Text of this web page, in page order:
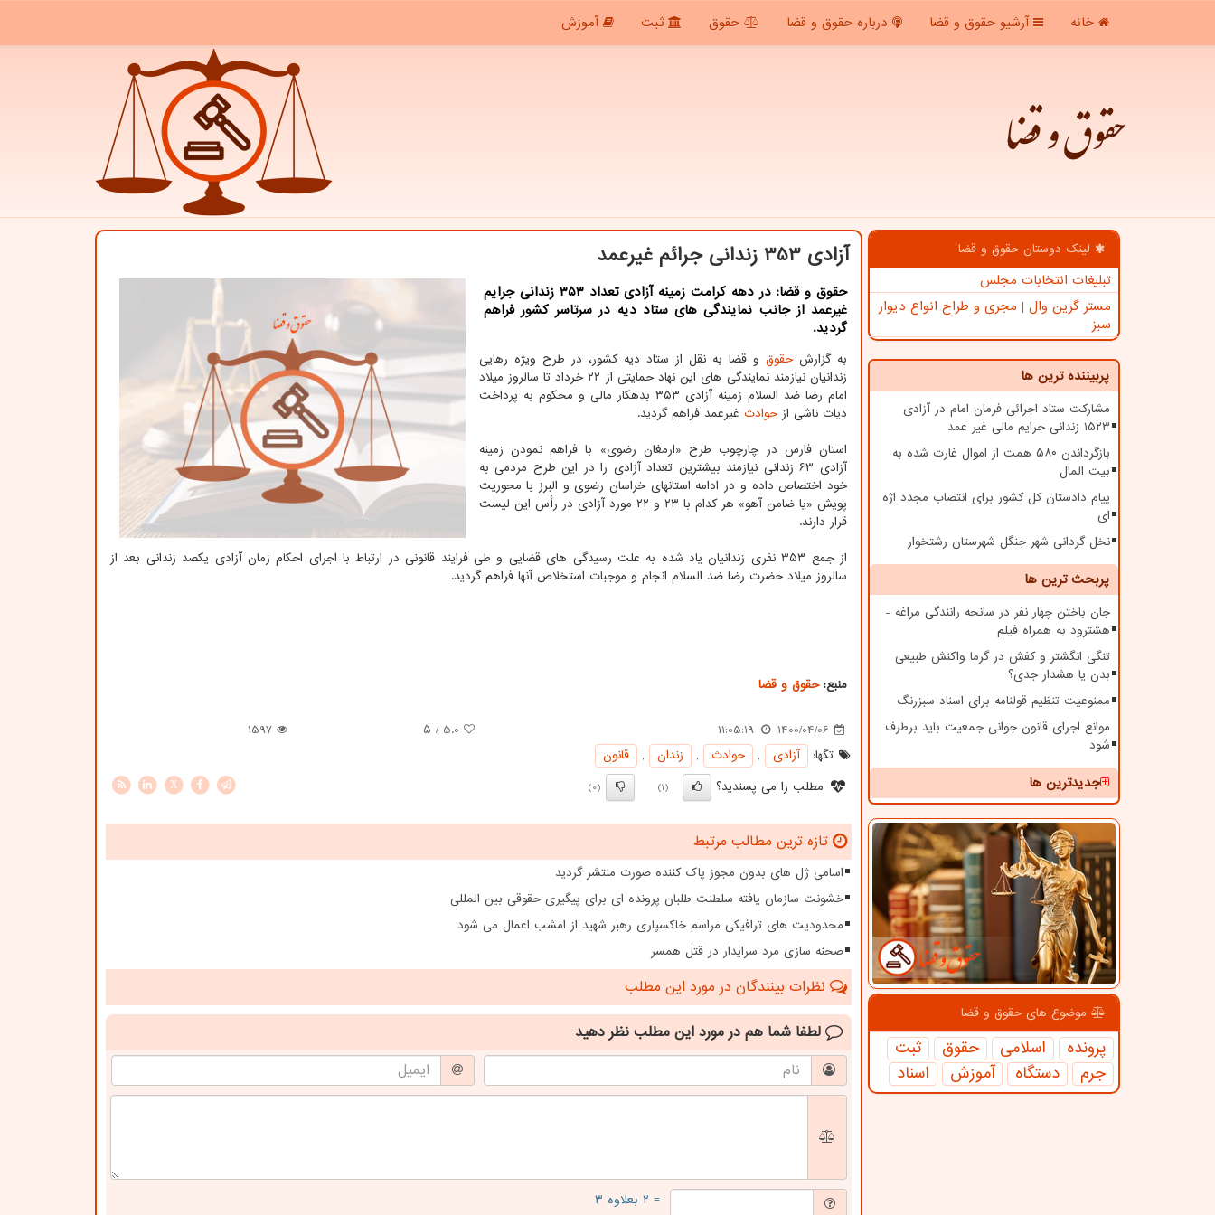
خانه آرشیو حقوق و قضا درباره حقوق و قضا حقوق ثبت آموزش
حقوق و قضا
لینک دوستان حقوق و قضا
تبلیغات انتخابات مجلس
مستر گرین وال | مجری و طراح انواع دیوار
سبز
پربیننده ترین ها
مشارکت ستاد اجرائی فرمان امام در آزادی
۱۵۲۳ زندانی جرایم مالی غیر عمد
بازگرداندن ۵۸۰ همت از اموال غارت شده به
بیت المال
پیام دادستان کل کشور برای انتصاب مجدد اژه
ای
نخل گردانی شهر جنگل شهرستان رشتخوار
پربحث ترین ها
جان باختن چهار نفر در سانحه رانندگی مراغه -
هشترود به همراه فیلم
تنگی انگشتر و کفش در گرما واکنش طبیعی
بدن یا هشدار جدی؟
ممنوعیت تنظیم قولنامه برای اسناد سبزرنگ
موانع اجرای قانون جوانی جمعیت باید برطرف
شود
جدیدترین ها
موضوع های حقوق و قضا
پرونده اسلامی حقوق
ثبت
جرم
دستگاه آموزش اسناد
آزادی 353 زندانی جرائم غیرعمد
حقوق و قضا: در دهه کرامت زمینه آزادی تعداد ۳۵۳ زندانی جرایم
غیرعمد از جانب نمایندگی های ستاد دیه در سرتاسر کشور فراهم
گردید.
به گزارشحقوق و قضا به نقل از ستاد دیه کشور، در طرح ویژه رهایی
زندانیان نیازمند نمایندگی های این نهاد حمایتی از ۲۲ خرداد تا سالروز میلاد
امام رضا ضد السلام زمینه آزادی ۳۵۳ بدهکار مالی و محکوم به پرداخت
دیات ناشی از حوادث غیرعمد فراهم گردید.
استان فارس در چارچوب طرح «ارمغان رضوی» با فراهم نمودن زمینه
آزادی ۶۳ زندانی نیازمند بیشترین تعداد آزادی را در این طرح مردمی به
خود اختصاص داده و در ادامه استانهای خراسان رضوی و البرز با محوریت
پویش «یا ضامن آهو» هر کدام با ۲۳ و ۲۲ مورد آزادی در رأس این لیست
قرار دارند.
از جمع ۳۵۳ نفری زندانیان یاد شده به علت رسیدگی های قضایی و طی فرایند قانونی در ارتباط با اجرای احکام زمان آزادی یکصد زندانی بعد از
سالروز میلاد حضرت رضا ضد السلام انجام و موجبات استخلاص آنها فراهم گردید.
منبع:حقوق و قضا
1400/04/06
11:05:19
5.0 / ۵
1597
تگها:
آزادی , حوادث , زندان ,
قانون
مطلب را می پسندید؟
(1)
(0)
X
تازه ترین مطالب مرتبط
اسامی ژل های بدون مجوز پاک کننده صورت منتشر گردید
خشونت سازمان یافته سلطنت طلبان پرونده ای برای پیگیری حقوقی بین المللی
محدودیت های ترافیکی مراسم خاکسپاری رهبر شهید از امشب اعمال می شود
صحنه سازی مرد سرایدار در قتل همسر
نظرات بینندگان در مورد این مطلب
لطفا شما هم در مورد این مطلب نظر دهید
= ۲ بعلاوه ۳